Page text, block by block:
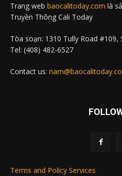
Trang web baocalitoday.com là
Truyền Thông Cali Today
Tòa soạn: 1310 Tully Road #109,
Tel: (408) 482-6527
Contact us:
Terms and Policy Services